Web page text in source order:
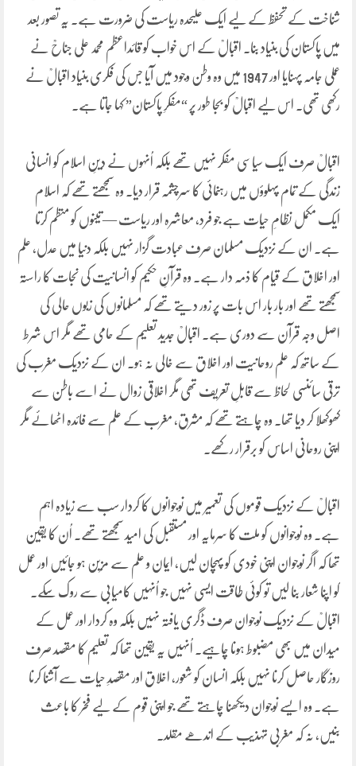
شناخت کے تحفظ کے لیے ایک علیحدہ ریاست کی ضرورت ہے۔ یہ تصور بعد
میں پاکستان کی بنیاد بنا۔ اقبالؒ کے اس خواب کو قائداعظم محمد علی جناحؒ نے
عملی جامہ پہنایا اور 1947 میں وہ وطن وجود میں آیا جس کی فکری بنیاد اقبالؒ نے
رکھی تھی۔ اس لیے اقبالؒ کو بجا طور پر “مفکرِ پاکستان” کہا جاتا ہے۔
اقبالؒ صرف ایک سیاسی مفکر نہیں تھے بلکہ اُنہوں نے دینِ اسلام کو انسانی
زندگی کے تمام پہلوؤں میں رہنمائی کا سرچشمہ قرار دیا۔ وہ سمجھتے تھے کہ اسلام
ایک مکمل نظامِ حیات ہے جو فرد، معاشرہ اور ریاست — تینوں کو منظم کرتا
ہے۔ ان کے نزدیک مسلمان صرف عبادت گزار نہیں بلکہ دنیا میں عدل، علم
اور اخلاق کے قیام کا ذمہ دار ہے۔ وہ قرآنِ حکیم کو انسانیت کی نجات کا راستہ
سمجھتے تھے اور بار بار اس بات پر زور دیتے تھے کہ مسلمانوں کی زبوں حالی کی
اصل وجہ قرآن سے دوری ہے۔ اقبالؒ جدید تعلیم کے حامی تھے مگر اس شرط
کے ساتھ کہ علم روحانیت اور اخلاق سے خالی نہ ہو۔ ان کے نزدیک مغرب کی
ترقی سائنسی لحاظ سے قابلِ تعریف تھی مگر اخلاقی زوال نے اسے باطن سے
کھوکھلا کر دیا تھا۔ وہ چاہتے تھے کہ مشرق، مغرب کے علم سے فائدہ اٹھائے مگر
اپنی روحانی اساس کو برقرار رکھے۔
اقبالؒ کے نزدیک قوموں کی تعمیر میں نوجوانوں کا کردار سب سے زیادہ اہم
ہے۔ وہ نوجوانوں کو ملت کا سرمایہ اور مستقبل کی امید سمجھتے تھے۔ اُن کا یقین
تھا کہ اگر نوجوان اپنی خودی کو پہچان لیں، ایمان و علم سے مزین ہو جائیں اور عمل
کو اپنا شعار بنا لیں تو کوئی طاقت ایسی نہیں جو اُنہیں کامیابی سے روک سکے۔
اقبالؒ کے نزدیک نوجوان صرف ڈگری یافتہ نہیں بلکہ وہ کردار اور عمل کے
میدان میں بھی مضبوط ہونا چاہیے۔ اُنہیں یہ یقین تھا کہ تعلیم کا مقصد صرف
روزگار حاصل کرنا نہیں بلکہ انسان کو شعور، اخلاق اور مقصدِ حیات سے آشنا کرنا
ہے۔ وہ ایسے نوجوان دیکھنا چاہتے تھے جو اپنی قوم کے لیے فخر کا باعث
بنیں، نہ کہ مغربی تہذیب کے اندھے مقلد۔